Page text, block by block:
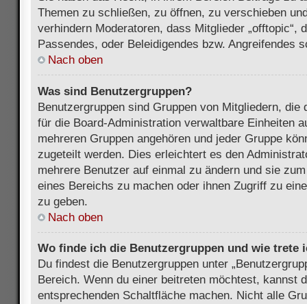
Themen zu schließen, zu öffnen, zu verschieben
verhindern Moderatoren, dass Mitglieder „offtopic“,
Passendes, oder Beleidigendes bzw. Angreifendes
Nach oben
Was sind Benutzergruppen?
Benutzergruppen sind Gruppen von Mitgliedern, die
für die Board-Administration verwaltbare Einheiten
mehreren Gruppen angehören und jeder Gruppe
zugeteilt werden. Dies erleichtert es den
mehrere Benutzer auf einmal zu ändern und sie
eines Bereichs zu machen oder ihnen Zugriff zu
zu geben.
Nach oben
Wo finde ich die Benutzergruppen und wie trete
Du findest die Benutzergruppen unter
Bereich. Wenn du einer beitreten möchtest, kannst
entsprechenden Schaltfläche machen. Nicht alle